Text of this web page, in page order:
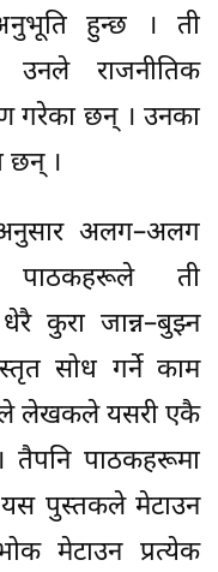
हुन्छ । ती
उनले राजनीतिक
गरेका छन् । उनका
छन् ।
अलग–अलग
ती
कुरा जान्न–बुझ्न
सोध गर्ने काम
लेखकले यसरी एकै
पाठकहरूमा
यस पुस्तकले मेटाउन
मेटाउन प्रत्येक